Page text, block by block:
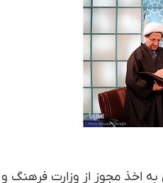
۷۹، پس از ۱۵ سال فعالیت قرآنی از سال ۶۴، موفق به اخذ